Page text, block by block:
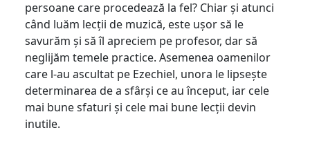
persoane care procedează la fel? Chiar și atunci
când luăm lecții de muzică, este ușor să le
savurăm și să îl apreciem pe profesor, dar să
neglijăm temele practice. Asemenea oamenilor
care l-au ascultat pe Ezechiel, unora le lipsește
determinarea de a sfârși ce au început, iar cele
mai bune sfaturi și cele mai bune lecții devin
inutile.